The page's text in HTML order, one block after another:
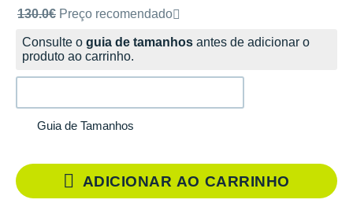
Preço de venda recomendado pela marca
130.0€ Preço recomendado
Consulte o guia de tamanhos antes de adicionar o
produto ao carrinho.
Guia de Tamanhos
ADICIONAR AO CARRINHO